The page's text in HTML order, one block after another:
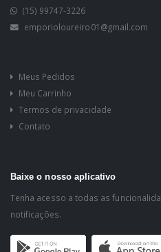
(15) 99747-3226
emporioloureiro01@gmail.com
Meus Pedidos
Meu Carrinho
Termos de privacidade
Contato
Baixe o nosso aplicativo
Tenha acesso a todas as
notificações.